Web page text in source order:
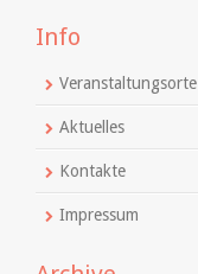
Info
Veranstaltungsorte
Aktuelles
Kontakte
Impressum